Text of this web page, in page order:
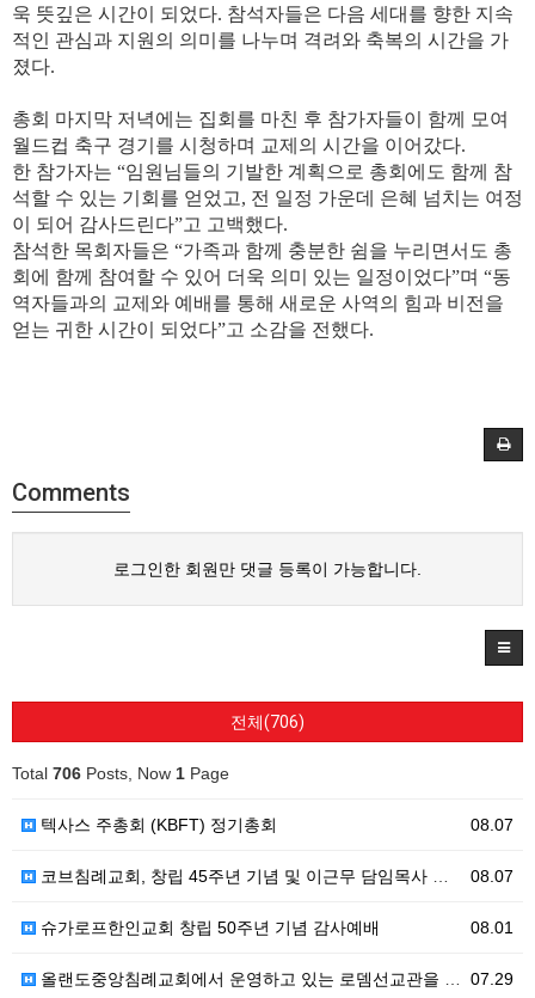
욱 뜻깊은 시간이 되었다. 참석자들은 다음 세대를 향한 지속
적인 관심과 지원의 의미를 나누며 격려와 축복의 시간을 가
졌다.
총회 마지막 저녁에는 집회를 마친 후 참가자들이 함께
모여
월드컵 축구 경기를 시청하며 교제의 시간을 이어갔다.
한 참가자는 “임원님들의 기발한 계획으로 총회에도 함께 참
석할 수 있는 기회를 얻었고, 전 일정 가운데 은혜 넘치는 여정
이
되어 감사드린다”고 고백했다.
참석한 목회자들은 “가족과 함께 충분한 쉼을 누리면서도 총
회에 함께 참여할 수 있어 더욱 의미 있는 일정이었다”며 “동
역자들과의 교제와 예배를 통해 새로운 사역의 힘과 비전을
얻는 귀한 시간이 되었다”고 소감을 전했다.
Comments
로그인한 회원만 댓글 등록이 가능합니다.
전체(706)
Total 706 Posts, Now 1 Page
08.07
텍사스 주총회 (KBFT) 정기총회
08.07
코브침례교회, 창립 45주년 기념 및 이근무 담임목사 취임 감사예배 드려
08.01
슈가로프한인교회 창립 50주년 기념 감사예배
07.29
올랜도중앙침례교회에서 운영하고 있는 로뎀선교관을 소개해 드립니다